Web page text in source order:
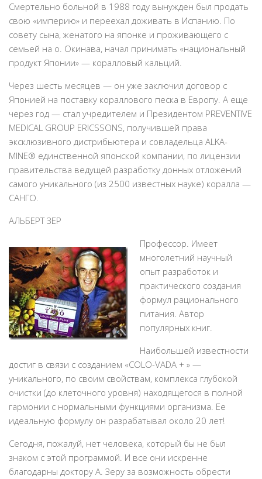
Смертельно больной в 1988 году вынужден был продать
свою «империю» и переехал доживать в Испанию. По
совету сына, женатого на японке и проживающего с
семьей на о. Окинава, начал принимать «национальный
продукт Японии» — коралловый кальций.
Через шесть месяцев — он уже заключил договор с
Японией на поставку кораллового песка в Европу. А еще
через год — стал учредителем и Президентом PREVENTIVE
MEDICAL GROUP ERICSSONS, получившей права
эксклюзивного дистрибьютера и совладельца ALKA-
MINE® единственной японской компании, по лицензии
правительства ведущей разработку донных отложений
самого уникального (из 2500 известных науке) коралла —
САНГО.
АЛЬБЕРТ ЗЕР
Профессор. Имеет
многолетний научный
опыт разработок и
практического создания
формул рационального
питания. Автор
популярных книг.
Наибольшей известности
достиг в связи с созданием «COLO-VADA + » —
уникального, по своим свойствам, комплекса глубокой
очистки (до клеточного уровня) находящегося в полной
гармонии с нормальными функциями организма. Ее
идеальную формулу он разрабатывал около 20 лет!
Сегодня, пожалуй, нет человека, который бы не был
знаком с этой программой. И все они искренне
благодарны доктору А. Зеру за возможность обрести